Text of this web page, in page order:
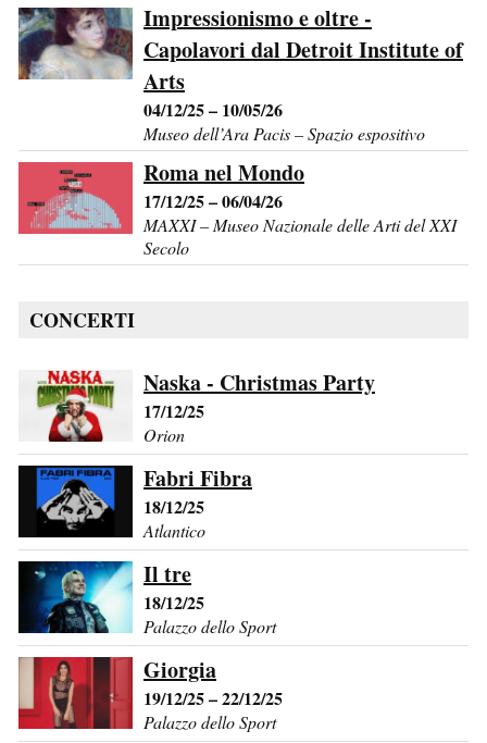
Impressionismo e oltre -
Capolavori dal Detroit Institute of
Arts
04/12/25 – 10/05/26
Museo dell’Ara Pacis – Spazio espositivo
Roma nel Mondo
17/12/25 – 06/04/26
MAXXI – Museo Nazionale delle Arti del XXI
Secolo
CONCERTI
Naska - Christmas Party
17/12/25
Orion
Fabri Fibra
18/12/25
Atlantico
Il tre
18/12/25
Palazzo dello Sport
Giorgia
19/12/25 – 22/12/25
Palazzo dello Sport